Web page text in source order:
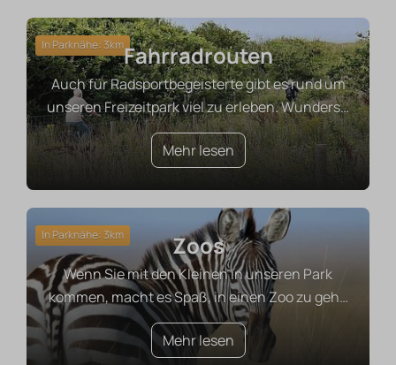
In Parknähe: 3kmFahrradrouten
Auch für Radsportbegeisterte gibt es rund um
unseren Freizeitpark viel zu erleben. Wunders…
Mehr lesen
In Parknähe: 3km Zoos
Wenn Sie mit den Kleinen in unseren Park
kommen, macht es Spaß, in einen Zoo zu geh…
Mehr lesen